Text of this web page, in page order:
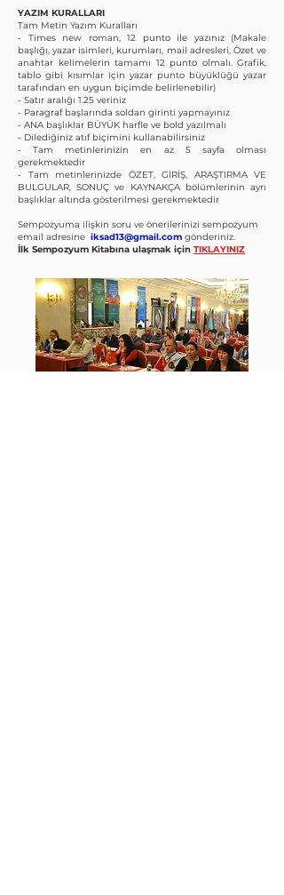
YAZIM KURALLARI​
Tam Metin Yazım Kuralları
- Times new roman, 12 punto ile yazınız (Makale
başlığı, yazar isimleri, kurumları, mail adresleri, Özet ve
anahtar kelimelerin tamamı 12 punto olmalı. Grafik,
tablo gibi kısımlar için yazar punto büyüklüğü yazar
tarafından en uygun biçimde belirlenebilir)
- Satır aralığı 1.25 veriniz
- Paragraf başlarında soldan girinti yapmayınız
- ANA başlıklar BÜYÜK harfle ve bold yazılmalı
- Dilediğiniz atıf biçimini kullanabilirsiniz
- Tam metinlerinizin en az 5 sayfa olması
gerekmektedir
- Tam metinlerinizde ÖZET, GİRİŞ, ARAŞTIRMA VE
BULGULAR, SONUÇ ve KAYNAKÇA bölümlerinin ayrı
başlıklar altında gösterilmesi gerekmektedir
Sempozyuma ilişkin soru ve önerilerinizi sempozyum
email adresine iksad13@gmail.com gönderiniz.
İlk Sempozyum Kitabına ulaşmak için TIKLAYINIZ